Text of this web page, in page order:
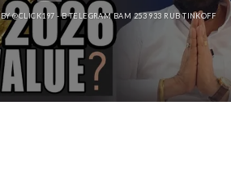
BY@CLICK197 - B TELEGRAM BAM 253 933 RUB TINKOFF